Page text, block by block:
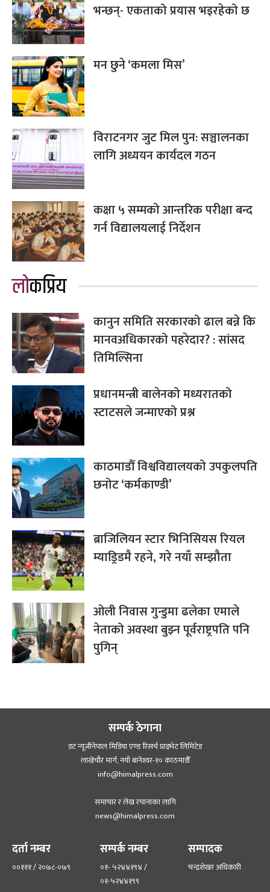
भन्छन्- एकताको प्रयास भइरहेको छ
मन छुने ‘कमला मिस’
विराटनगर जुट मिल पुन: सञ्चालनका
लागि अध्ययन कार्यदल गठन
कक्षा ५ सम्मको आन्तरिक परीक्षा बन्द
गर्न विद्यालयलाई निर्देशन
लोकप्रिय
कानुन समिति सरकारको ढाल बन्ने कि
मानवअधिकारको पहरेदार? : सांसद
तिमिल्सिना
प्रधानमन्त्री बालेनको मध्यरातको
स्टाटसले जन्माएको प्रश्न
काठमाडौँ विश्वविद्यालयको उपकुलपति
छनोट ‘कर्मकाण्डी’
ब्राजिलियन स्टार भिनिसियस रियल
म्याड्रिडमै रहने, गरे नयाँ सम्झौता
ओली निवास गुन्डुमा ढलेका एमाले
नेताको अवस्था बुझ्न पूर्वराष्ट्रपति पनि
पुगिन्
सम्पर्क ठेगाना
डट न्यूजीनेपाल मिडिया एण्ड रिसर्च प्राइभेट लिमिटेड
लाखेचौर मार्ग, नयाँ बानेश्‍वर-१० काठमाडौँ
info@himalpress.com
समाचार र लेख रचानाका लागि
news@himalpress.com
दर्ता नम्बर
००१११ / २०७८-०७९
सम्पर्क नम्बर
०१- ५२४४१९४ /
०१-५२४४१९९
सम्पादक
चन्द्रशेखर अधिकारी